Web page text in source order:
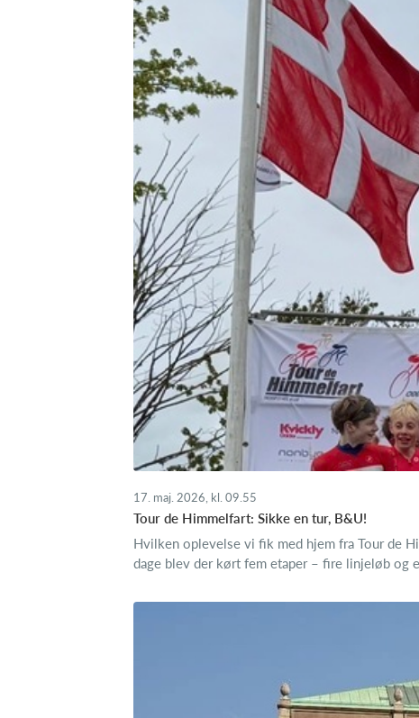
17. maj. 2026, kl. 09.55
Tour de Himmelfart: Sikke en tur, B&U!
Hvilken oplevelse vi fik med hjem fra Tour de
dage blev der kørt fem etaper – fire linjeløb og